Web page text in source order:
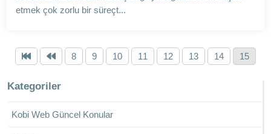
etmek çok zorlu bir süreçt...
8 9 10 11 12 13 14 15
Kategoriler
Kobi Web Güncel Konular